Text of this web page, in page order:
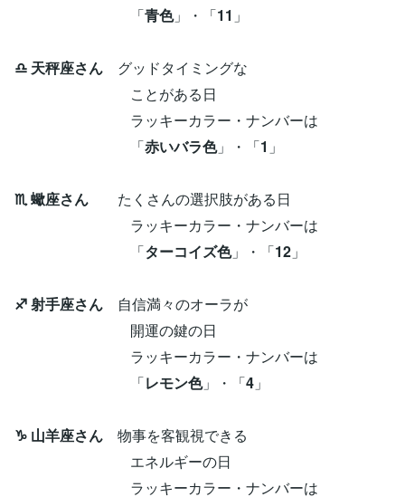
「青色」・「11 」
♎ 天秤座さん グッドタイミングな
ことがある日
ラッキーカラー・ナンバーは
「赤いバラ色」・「1 」
♏ 蠍座さん たくさんの選択肢がある日
ラッキーカラー・ナンバーは
「ターコイズ色」・「12 」
♐ 射手座さん 自信満々のオーラが
開運の鍵の日
ラッキーカラー・ナンバーは
「レモン色」・「4 」
♑ 山羊座さん 物事を客観視できる
エネルギーの日
ラッキーカラー・ナンバーは